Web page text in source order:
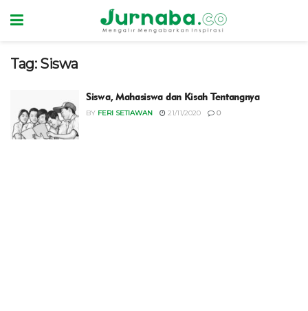
Tag: Siswa
Siswa, Mahasiswa dan Kisah Tentangnya
BY FERI SETIAWAN 21/11/2020 0